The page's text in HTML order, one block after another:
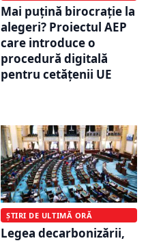
Mai puțină birocrație la
alegeri? Proiectul AEP
care introduce o
procedură digitală
pentru cetățenii UE
ȘTIRI DE ULTIMĂ ORĂ
Legea decarbonizării,